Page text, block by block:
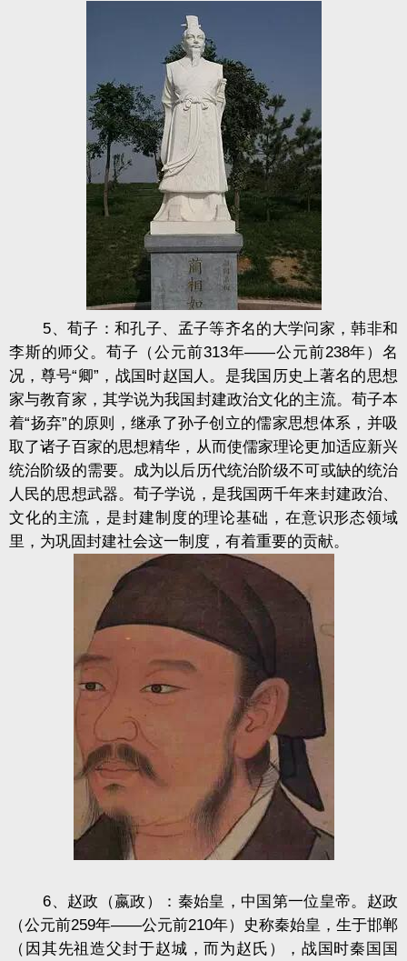
5、荀子：和孔子、孟子等齐名的大学问家，韩非和
李斯的师父。荀子（公元前313年——公元前238年）名
况，尊号“卿”，战国时赵国人。是我国历史上著名的思想
家与教育家，其学说为我国封建政治文化的主流。荀子本
着“扬弃”的原则，继承了孙子创立的儒家思想体系，并吸
取了诸子百家的思想精华，从而使儒家理论更加适应新兴
统治阶级的需要。成为以后历代统治阶级不可或缺的统治
人民的思想武器。荀子学说，是我国两千年来封建政治、
文化的主流，是封建制度的理论基础，在意识形态领域
里，为巩固封建社会这一制度，有着重要的贡献。
6、赵政（嬴政）：秦始皇，中国第一位皇帝。赵政
（公元前259年——公元前210年）史称秦始皇，生于邯郸
（因其先祖造父封于赵城，而为赵氏），战国时秦国国